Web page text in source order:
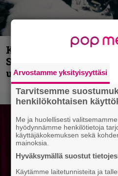
Kunnianosoitus
Shining hyppäsi
uudella videollaan
Arvostamme yksityisyyttäsi
Tarvitsemme
henkilökohtaisen
Me ja huolellisesti
hyödynnämme henkilötietoja
käyttäjäkokemuksen sekä
mainoksia.
Hyväksymällä suostut
Käytämme laitetunnisteita ja